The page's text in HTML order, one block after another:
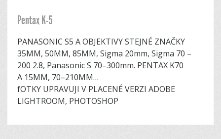
Pentax K-5
PANASONIC S5 A OBJEKTIVY STEJNÉ ZNAČKY
35MM, 50MM, 85MM, Sigma 20mm, Sigma 70 –
200 2.8, Panasonic S 70–300mm. PENTAX K70
A 15MM, 70–210MM…
fOTKY UPRAVUJI V PLACENÉ VERZI ADOBE
LIGHTROOM, PHOTOSHOP